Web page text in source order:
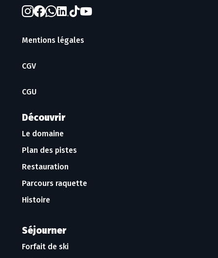
Mentions légales
CGV
CGU
Découvrir
Le domaine
Plan des pistes
Restauration
Parcours raquette
Histoire
Séjourner
Forfait de ski